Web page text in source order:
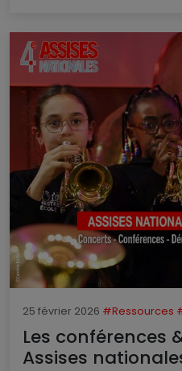
25 février 2026 #Ressources
Les conférences
Assises